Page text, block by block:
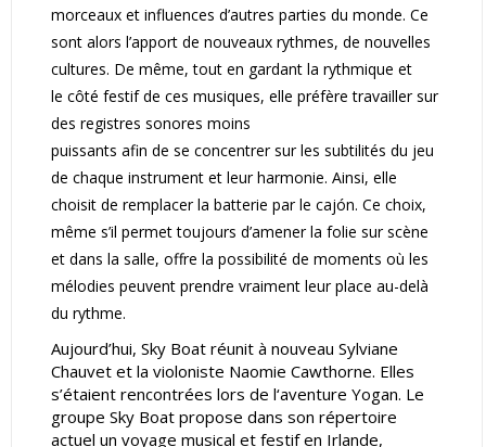
morceaux et influences d’autres parties du monde. Ce
sont alors l’apport de nouveaux rythmes, de nouvelles
cultures. De même, tout en gardant la rythmique et
le côté festif de ces musiques, elle préfère travailler sur
des registres sonores moins
puissants afin de se concentrer sur les subtilités du jeu
de chaque instrument et leur harmonie. Ainsi, elle
choisit de remplacer la batterie par le cajón. Ce choix,
même s’il permet toujours d’amener la folie sur scène
et dans la salle, offre la possibilité de moments où les
mélodies peuvent prendre vraiment leur place au-delà
du rythme.
Aujourd’hui, Sky Boat réunit à nouveau Sylviane
Chauvet et la violoniste Naomie Cawthorne. Elles
s’étaient rencontrées lors de l‘aventure Yogan. Le
groupe Sky Boat propose dans son répertoire
actuel un voyage musical et festif en Irlande,